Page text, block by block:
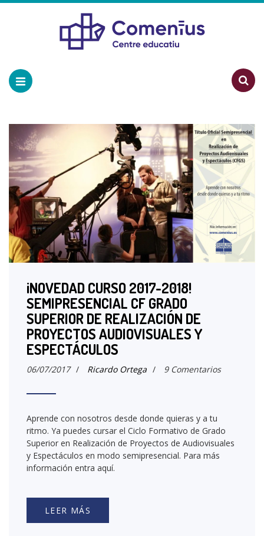
¡NOVEDAD CURSO 2017-2018!
SEMIPRESENCIAL CF GRADO
SUPERIOR DE REALIZACIÓN DE
PROYECTOS AUDIOVISUALES Y
ESPECTÁCULOS
06/07/2017 / Ricardo Ortega / 9 Comentarios
Aprende con nosotros desde donde quieras y a tu
ritmo. Ya puedes cursar el Ciclo Formativo de Grado
Superior en Realización de Proyectos de Audiovisuales
y Espectáculos en modo semipresencial. Para más
información entra aquí.
LEER MÁS